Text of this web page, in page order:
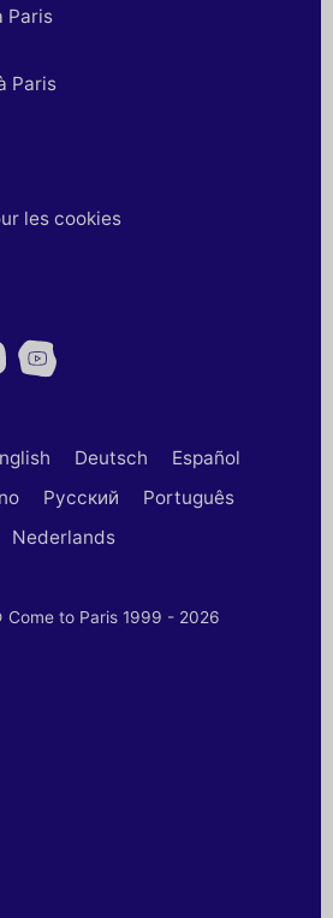
Paris
Paris
les cookies
Deutsch
Español
Русский
Português
Nederlands
Come to Paris 1999 - 2026